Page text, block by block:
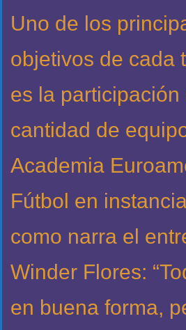
Uno de los
objetivos de cada
es la
cantidad de
Academia
Fútbol en
como narra el
Winder Flores:
en buena forma,